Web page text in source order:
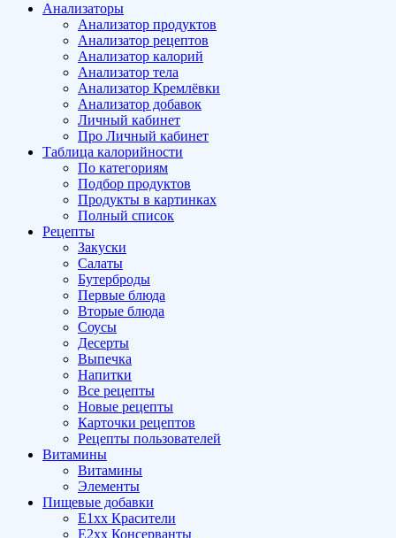
Анализаторы
Анализатор продуктов
Анализатор рецептов
Анализатор калорий
Анализатор тела
Анализатор Кремлёвки
Анализатор добавок
Личный кабинет
Про Личный кабинет
Таблица калорийности
По категориям
Подбор продуктов
Продукты в картинках
Полный список
Рецепты
Закуски
Салаты
Бутерброды
Первые блюда
Вторые блюда
Соусы
Десерты
Выпечка
Напитки
Все рецепты
Новые рецепты
Карточки рецептов
Рецепты пользователей
Витамины
Витамины
Элементы
Пищевые добавки
E1xx Красители
E2xx Консерванты